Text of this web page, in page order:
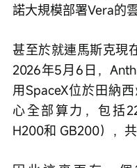
諾大規模部署Vera的
甚至於就連馬斯克現
2026年5月6日，
用SpaceX位於田納
心全部算力，包括
H200和 GB200），